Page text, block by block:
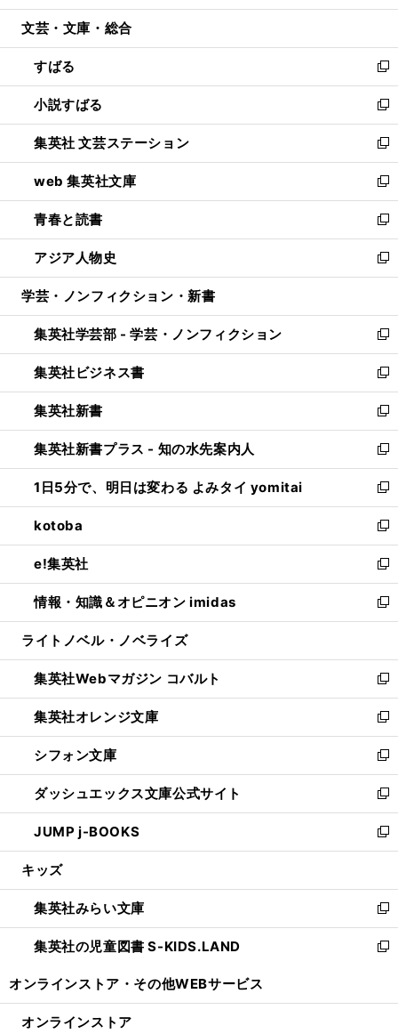
開
ウ
開
く
ン
ウ
で
開
く
ウ
ン
ド
ウ
で
開
く
文芸・文庫・総合
すばる
新
し
い
ウ
ィ
ン
ド
ウ
で
開
く
小説すばる
新
し
い
ウ
ィ
ン
ド
ウ
で
開
集英社 文芸ステーション
新
し
い
ウ
ィ
ン
ド
ウ
開
く
web 集英社文庫
新
し
い
ウ
ィ
ン
ウ
で
開
く
青春と読書
新
し
い
ウ
ン
ド
ウ
で
開
く
アジア人物史
新
し
ウ
ィ
ン
ド
ウ
で
開
く
学芸・ノンフィクション・新書
集英社学芸部 - 学芸・ノンフィクション
新
し
い
ウ
ィ
ン
ド
ウ
で
開
く
集英社ビジネス書
新
し
い
ウ
ィ
ン
ド
ウ
で
開
く
集英社新書
新
し
い
ウ
ィ
ン
ド
ウ
で
開
く
集英社新書プラス - 知の水先案内人
新
し
い
ウ
ィ
ン
ド
ウ
で
開
1日5分で、明日は変わる よみタイ yomitai
新
し
い
ウ
ィ
ン
ド
ウ
開
く
kotoba
新
し
い
ウ
ィ
ン
ウ
で
開
く
e!集英社
新
し
い
ウ
ン
ド
ウ
で
開
く
情報・知識＆オピニオン imidas
新
し
ウ
ィ
ン
ド
ウ
で
開
く
ライトノベル・ノベライズ
集英社Webマガジン コバルト
新
し
い
ウ
ィ
ン
ド
ウ
で
開
集英社オレンジ文庫
新
し
い
ウ
ィ
ン
ド
ウ
開
く
シフォン文庫
新
し
い
ウ
ィ
ン
ウ
で
開
く
ダッシュエックス文庫公式サイト
新
し
い
ウ
ン
ド
ウ
で
JUMP j-BOOKS
新
し
ウ
ィ
ン
ド
開
キッズ
集英社みらい文庫
新
し
い
ン
集英社の児童図書 S-KIDS.LAND
新
ウ
オンラインストア・ その他WEBサービス
オンラインストア